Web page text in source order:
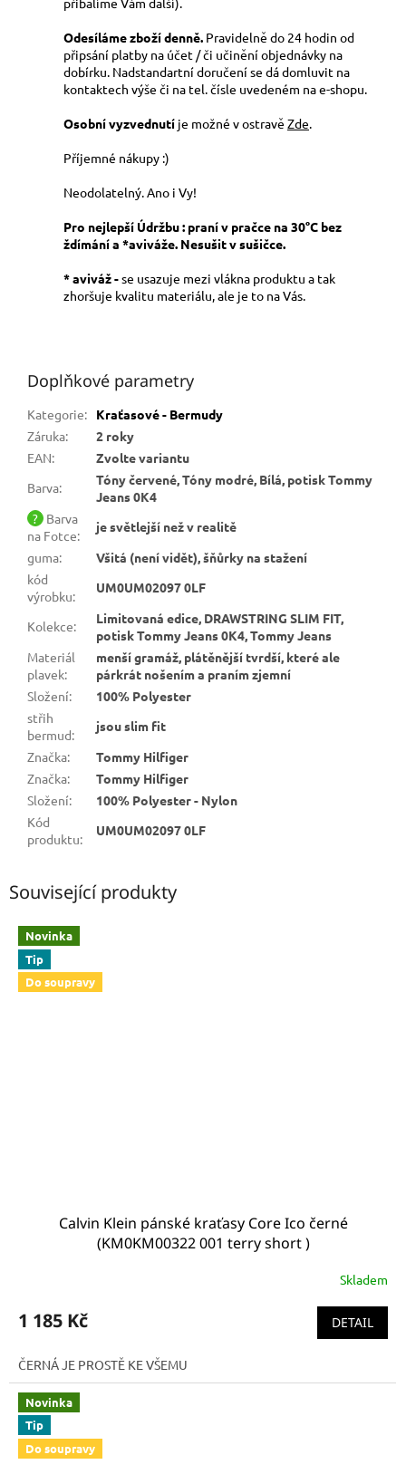
Odesíláme zboží denně. Pravidelně do 24 hodin od
připsání platby na účet / či učinění objednávky na
dobírku. Nadstandartní doručení se dá domluvit na
kontaktech výše či na tel. čísle uvedeném na e-shopu.
Osobní vyzvednutí je možné v ostravě Zde.
Příjemné nákupy :)
Neodolatelný. Ano i Vy!
Pro nejlepší Údržbu : praní v pračce na 30°C bez
ždímání a *aviváže. Nesušit v sušičce.
* aviváž -se usazuje mezi vlákna produktu a tak
zhoršuje kvalitu materiálu, ale je to na Vás.
Doplňkové parametry
Kategorie:
Kraťasové - Bermudy
Záruka:
2 roky
EAN:
Zvolte variantu
Barva:
Tóny červené, Tóny modré, Bílá, potisk Tommy
Jeans 0K4
? Barva
na Fotce:
je světlejší než v realitě
guma:
Všitá (není vidět), šňůrky na stažení
kód
výrobku:
UM0UM02097 0LF
Kolekce:
Limitovaná edice, DRAWSTRING SLIM FIT,
potisk Tommy Jeans 0K4, Tommy Jeans
Materiál
plavek:
menší gramáž, plátěnější tvrdší, které ale
párkrát nošením a praním zjemní
Složení:
100% Polyester
střih
bermud:
jsou slim fit
Značka:
Tommy Hilfiger
Značka:
Tommy Hilfiger
Složení:
100% Polyester - Nylon
Kód
produktu:
UM0UM02097 0LF
Související produkty
Novinka
Tip
Do soupravy
Calvin Klein pánské kraťasy Core Ico černé
(KM0KM00322 001 terry short )
Skladem
1 185 Kč DETAIL
ČERNÁ JE PROSTĚ KE VŠEMU
Novinka
Tip
Do soupravy